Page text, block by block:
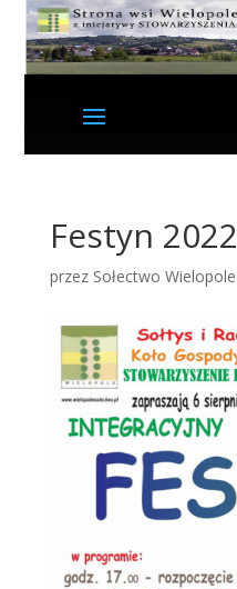
Festyn 2022
przez Sołectwo Wielopole